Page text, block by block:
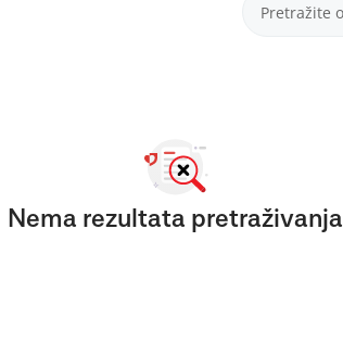
Nema rezultata pretraživanja